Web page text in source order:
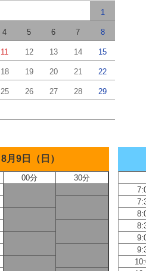
1
4 5 6 7 8
11 12 13 14 15
18 19 20 21 22
25 26 27 28 29
8月9日（日）
00分
30分